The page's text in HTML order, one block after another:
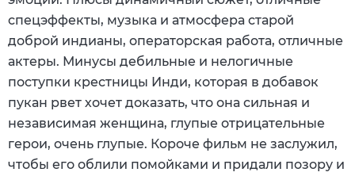
спецэффекты, музыка и атмосфера старой
доброй индианы, операторская работа, отличные
актеры. Минусы дебильные и нелогичные
поступки крестницы Инди, которая в добавок
пукан рвет хочет доказать, что она сильная и
независимая женщина, глупые отрицательные
герои, очень глупые. Короче фильм не заслужил,
чтобы его облили помойками и придали позору и